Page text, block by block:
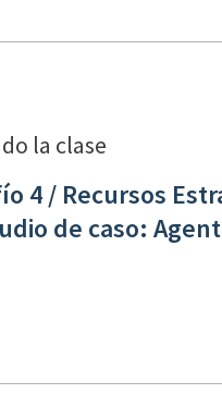
la clase
4 / Recursos
de caso: